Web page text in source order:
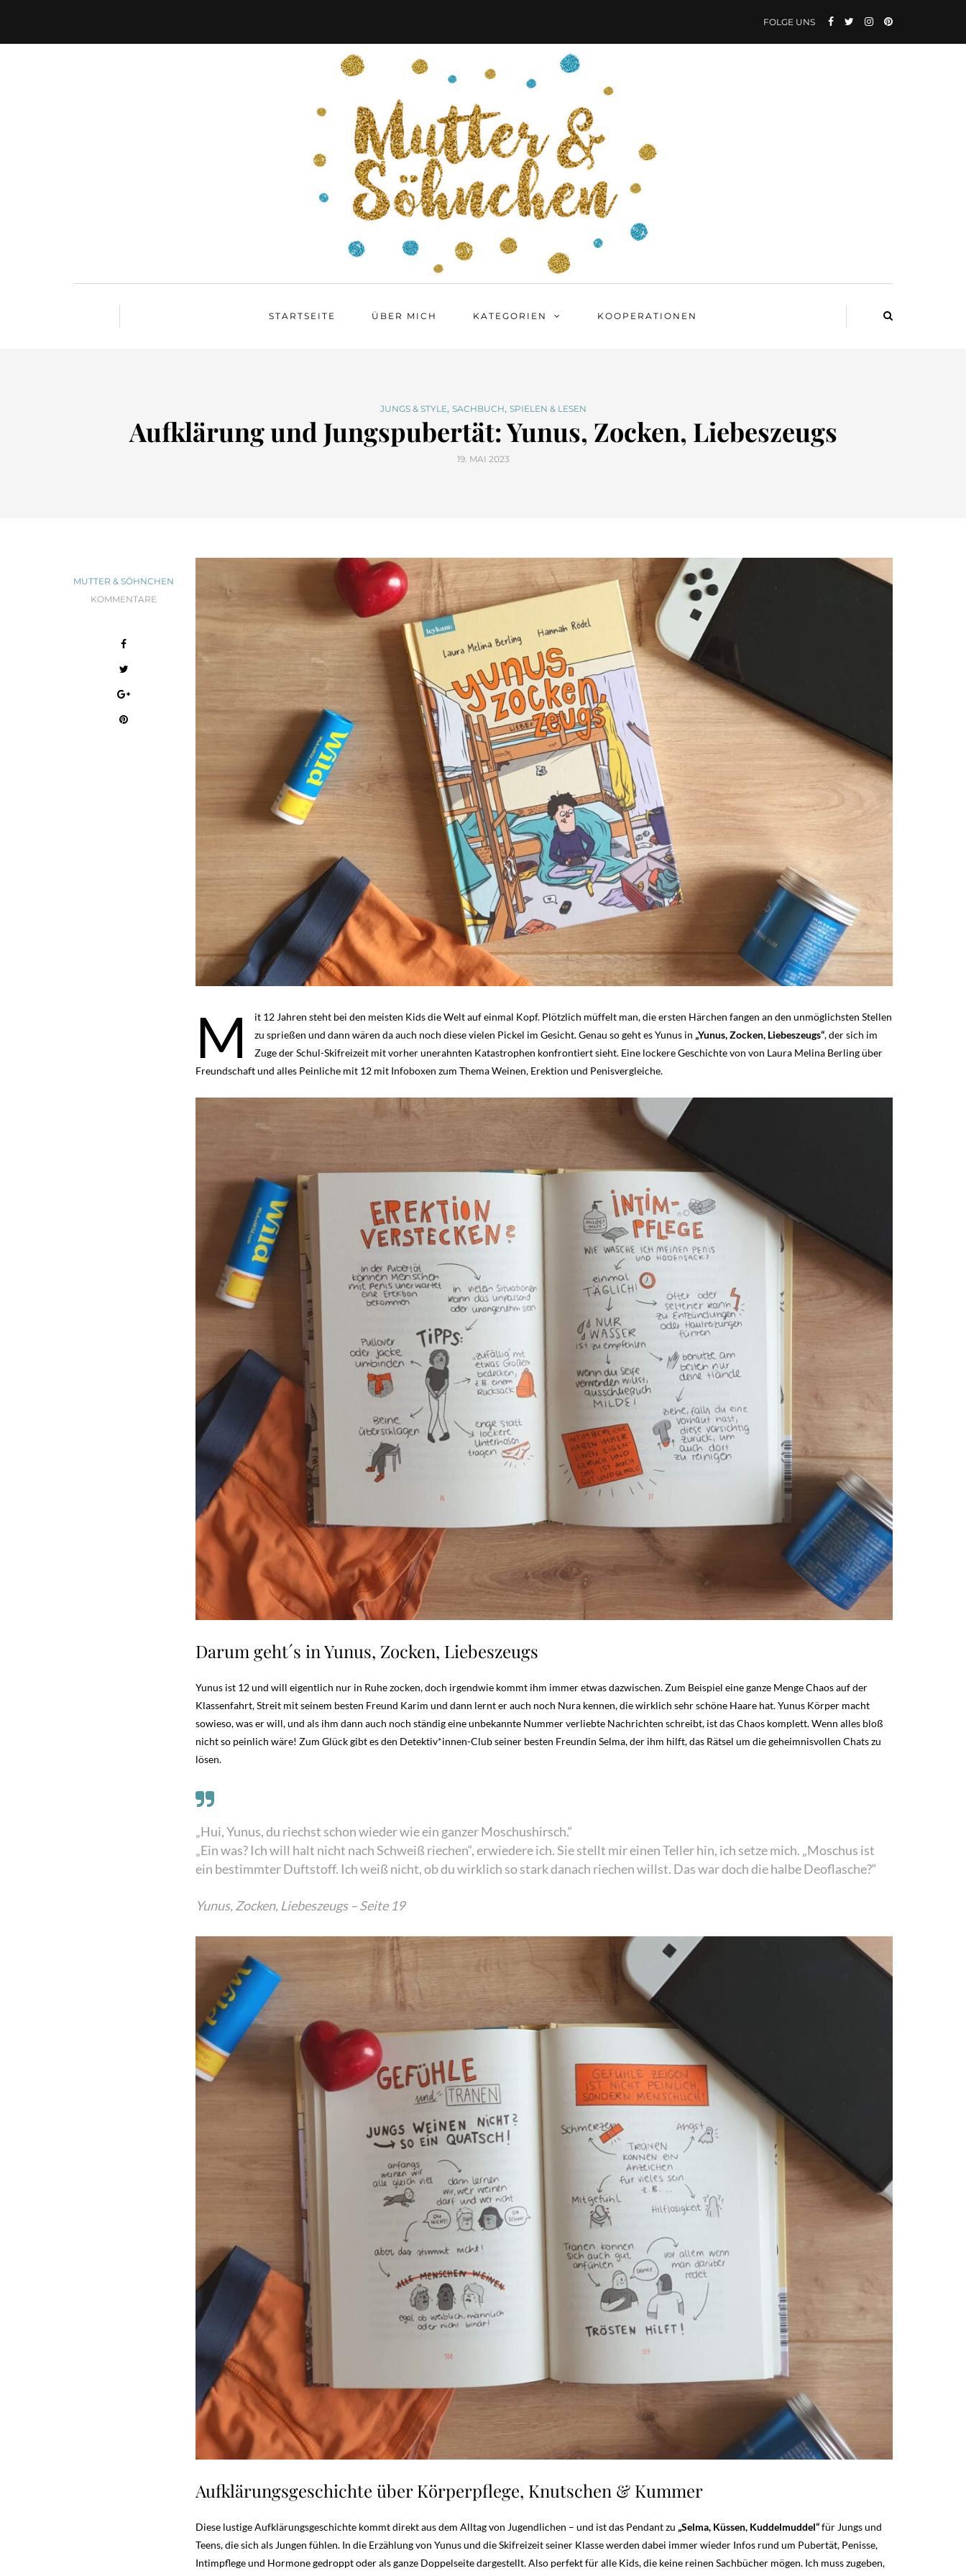
FOLGE UNS
STARTSEITE ÜBER MICH KATEGORIEN KOOPERATIONEN
JUNGS & STYLE, SACHBUCH, SPIELEN & LESEN
Aufklärung und Jungspubertät: Yunus, Zocken, Liebeszeugs
19. MAI 2023
MUTTER & SÖHNCHEN
KOMMENTARE
M
it 12 Jahren steht bei den meisten Kids die Welt auf einmal Kopf. Plötzlich müffelt man, die ersten Härchen fangen an den unmöglichsten Stellen
zu sprießen und dann wären da auch noch diese vielen Pickel im Gesicht. Genau so geht es Yunus in „Yunus, Zocken, Liebeszeugs“, der sich im
Zuge der Schul-Skifreizeit mit vorher unerahnten Katastrophen konfrontiert sieht. Eine lockere Geschichte von von Laura Melina Berling über
Freundschaft und alles Peinliche mit 12 mit Infoboxen zum Thema Weinen, Erektion und Penisvergleiche.
Darum geht´s in Yunus, Zocken, Liebeszeugs
Yunus ist 12 und will eigentlich nur in Ruhe zocken, doch irgendwie kommt ihm immer etwas dazwischen. Zum Beispiel eine ganze Menge Chaos auf der
Klassenfahrt, Streit mit seinem besten Freund Karim und dann lernt er auch noch Nura kennen, die wirklich sehr schöne Haare hat. Yunus Körper macht
sowieso, was er will, und als ihm dann auch noch ständig eine unbekannte Nummer verliebte Nachrichten schreibt, ist das Chaos komplett. Wenn alles bloß
nicht so peinlich wäre! Zum Glück gibt es den Detektiv*innen-Club seiner besten Freundin Selma, der ihm hilft, das Rätsel um die geheimnisvollen Chats zu
lösen.
„Hui, Yunus, du riechst schon wieder wie ein ganzer Moschushirsch.“
„Ein was? Ich will halt nicht nach Schweiß riechen“, erwiedere ich. Sie stellt mir einen Teller hin, ich setze mich. „Moschus ist
ein bestimmter Duftstoff. Ich weiß nicht, ob du wirklich so stark danach riechen willst. Das war doch die halbe Deoflasche?“
Yunus, Zocken, Liebeszeugs – Seite 19
Aufklärungsgeschichte über Körperpflege, Knutschen & Kummer
Diese lustige Aufklärungsgeschichte kommt direkt aus dem Alltag von Jugendlichen – und ist das Pendant zu „Selma, Küssen, Kuddelmuddel“für Jungs und
Teens, die sich als Jungen fühlen. In die Erzählung von Yunus und die Skifreizeit seiner Klasse werden dabei immer wieder Infos rund um Pubertät, Penisse,
Intimpflege und Hormone gedroppt oder als ganze Doppelseite dargestellt. Also perfekt für alle Kids, die keine reinen Sachbücher mögen. Ich muss zugeben,